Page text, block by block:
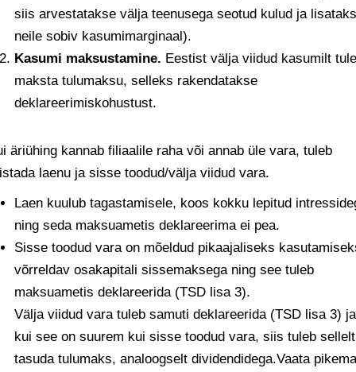
siis arvestatakse välja teenusega seotud kulud ja
neile sobiv kasumimarginaal).
Kasumi maksustamine. Eestist välja viidud kasumilt
maksta tulumaksu, selleks rakendatakse
deklareerimiskohustust.
äriühing kannab filiaalile raha või annab üle vara, tuleb
laenu ja sisse toodud/välja viidud vara.
Laen kuulub tagastamisele, koos kokku lepitud
ning seda maksuametis deklareerima ei pea.
Sisse toodud vara on mõeldud pikaajaliseks
võrreldav osakapitali sissemaksega ning see tuleb
maksuametis deklareerida (TSD lisa 3).
Välja viidud vara tuleb samuti deklareerida (TSD lisa 3) ja
kui see on suurem kui sisse toodud vara, siis tuleb sellelt
tasuda tulumaks, analoogselt dividendidega.Vaata